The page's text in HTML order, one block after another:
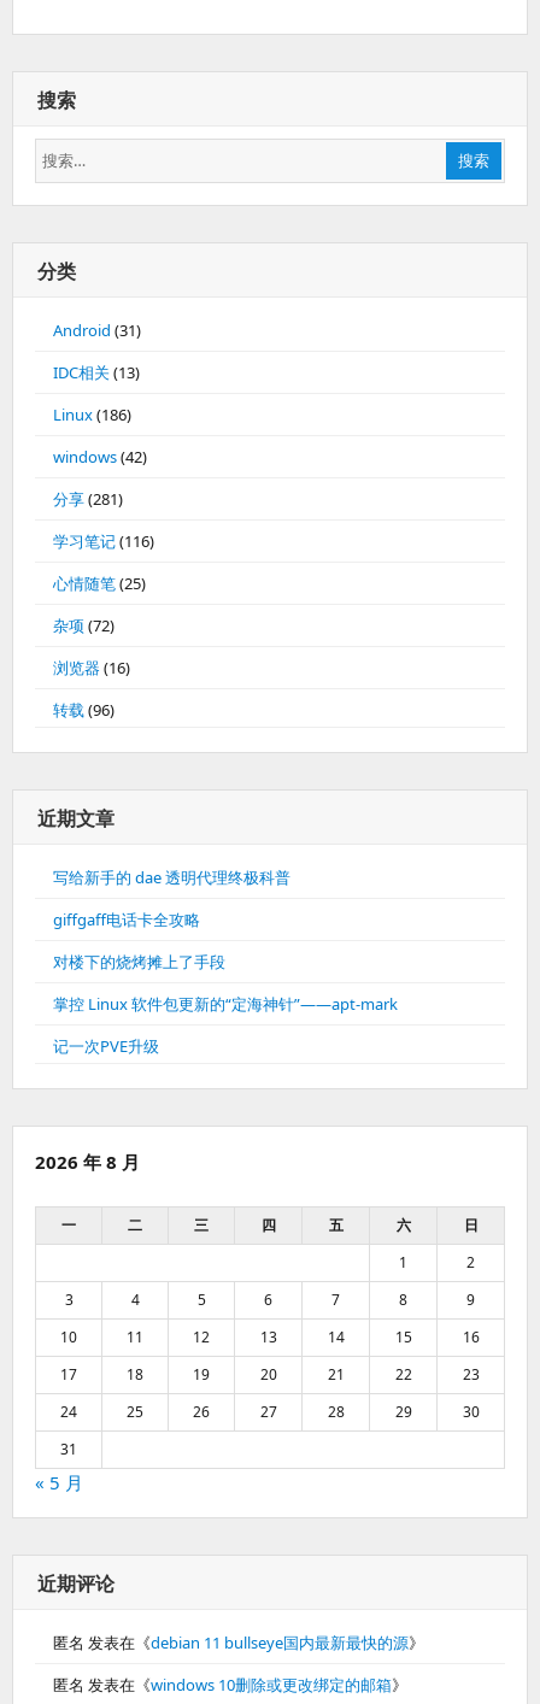
搜索
搜
索：
搜索
分类
Android (31)
IDC相关(13)
Linux(186)
windows(42)
分享(281)
学习笔记(116)
心情随笔(25)
杂项 (72)
浏览器(16)
转载(96)
近期文章
写给新手的 dae 透明代理终极科普
giffgaff电话卡全攻略
对楼下的烧烤摊上了手段
掌控 Linux 软件包更新的“定海神针”——apt-mark
记一次PVE升级
2026 年 8 月
一 二 三 四 五 六
日
1
2
3
4 5 6 7 8
9
10
11 12 13 14 15
16
17
18 19 20 21 22
23
24
25 26 27 28 29
30
31
« 5 月
近期评论
匿名 发表在《debian 11 bullseye国内最新最快的源》
匿名 发表在《windows 10删除或更改绑定的邮箱》